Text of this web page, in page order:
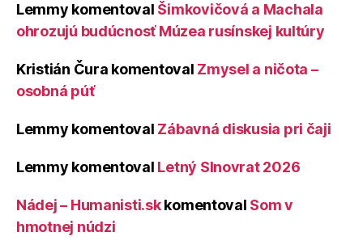
Lemmy komentoval Šimkovičová a Machala
ohrozujú budúcnosť Múzea rusínskej kultúry
Kristián Čura komentoval Zmysel a ničota –
osobná púť
Lemmy komentoval Zábavná diskusia pri čaji
Lemmy komentoval Letný Slnovrat 2026
Nádej – Humanisti.skkomentoval Som v
hmotnej núdzi